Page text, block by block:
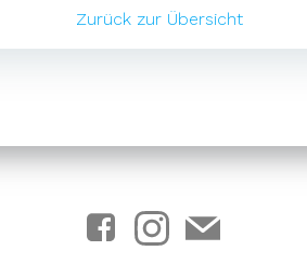
Zurück zur Übersicht